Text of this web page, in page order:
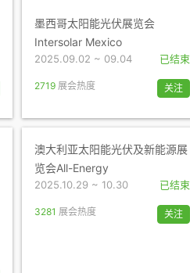
墨西哥太阳能光伏展览会
Intersolar Mexico
2025.09.02 ~ 09.04 已结束
2719 展会热度 关注
澳大利亚太阳能光伏及新能源展
览会All-Energy
2025.10.29 ~ 10.30 已结束
3281 展会热度 关注